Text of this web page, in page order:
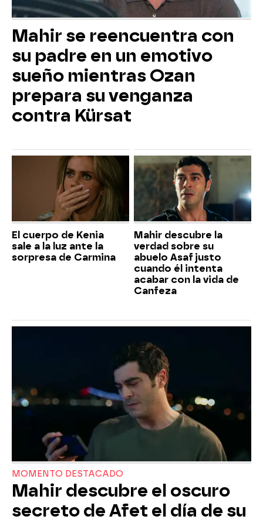
Mahir se reencuentra con
su padre en un emotivo
sueño mientras Ozan
prepara su venganza
contra Kürsat
El cuerpo de Kenia
sale a la luz ante la
sorpresa de Carmina
Mahir descubre la
verdad sobre su
abuelo Asaf justo
cuando él intenta
acabar con la vida de
Canfeza
MOMENTO DESTACADO
Mahir descubre el oscuro
secreto de Afet el día de su